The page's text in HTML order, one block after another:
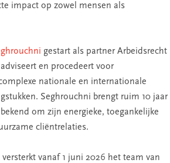
impact op zowel mensen als
gestart als partner Arbeidsrecht
en procedeert voor
nationale en internationale
Seghrouchni brengt ruim 10 jaar
om zijn energieke, toegankelijke
cliëntrelaties.
versterkt vanaf 1 juni 2026 het team van